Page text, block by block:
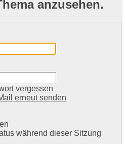
anzusehen.
vergessen
erneut senden
während dieser Sitzung